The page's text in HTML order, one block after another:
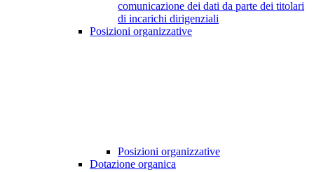
comunicazione dei dati da parte dei titolari
di incarichi dirigenziali
Posizioni organizzative
Posizioni organizzative
Dotazione organica